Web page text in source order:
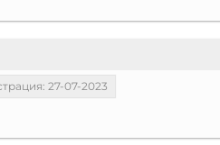
27-07-2023